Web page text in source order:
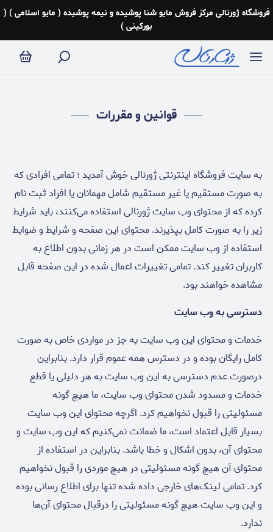
قوانین و مقررات
فروشگاه ژورنالی مرکز فروش مایو شنا پوشیده و نیمه پوشیده ( مایو اسلامی ) (
بورکینی )
قوانین و مقررات
به سایت فروشگاه اینترنتی ژورنالی خوش آمدید ؛ تمامی افرادی که
به صورت مستقیم یا غیر مستقیم شامل مهمانان یا افراد ثبت نام
کرده که از محتوای وب سایت ژورنالی استفاده می‌کنند، باید شرایط
زیر را به صورت کامل بپذیرند. محتوای این صفحه و شرایط و ضوابط
استفاده از وب سایت ممکن است در هر زمانی بدون اطلاع به
کاربران تغییر کند. تمامی تغییرات اعمال شده در این صفحه قابل
مشاهده خواهند بود.
دسترسی به وب سایت
خدمات و محتوای این وب سایت به جز در مواردی خاص به صورت
کامل رایگان بوده و در دسترس همه عموم قرار دارد. بنابراین
درصورت عدم دسترسی به این وب سایت به هر دلیلی یا قطع
خدمات و مسدود شدن محتوای وب سایت، ما هیچ گونه
مسئولیتی را قبول نخواهیم کرد. اگرچه محتوای این وب سایت
بسیار قابل اعتماد است، ما ضمانت نمی‌کنیم که این وب سایت و
محتوای آن، بدون اشکال و خطا باشد. بنابراین در استفاده از
محتوای آن هیچ گونه مسئولیتی در هیچ موردی را قبول نخواهیم
کرد. تمامی لینک‌های خارجی داده شده تنها برای اطلاع رسانی بوده
و این وب سایت هیچ گونه مسئولیتی را درقبال محتوای آن‌ها
ندارد.